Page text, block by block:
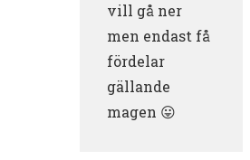
vill gå ner
men endast få
fördelar
gällande
magen 😛